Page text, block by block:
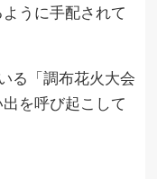
うに手配されて
る「調布花火大会
を呼び起こして